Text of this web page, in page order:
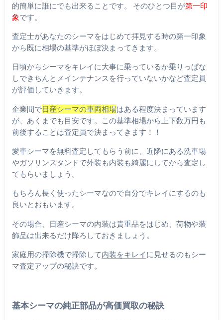
的簡単に誰にでも出来ることです。 そのひとつ目が第一印
象です。
査定士があなたのシーマをはじめて拝見する時の第一印象
から既に相場の基準がほぼ決まってきます。
日頃からシーマをキレイに大事に乗っているか乗りっぱな
しできちんとメインテナンスを行っていないかなど査定員
が評価していきます。
企業間で日産シーマの車両相場はある程度決まっています
が、あくまでも目安です。この基準相場から上下数万円も
前後することは査定員で決まってきます！！
愛車シーマを無料査定してもらう前に、近隣にある洗車場
やガソリンスタンドで外装も内装も綺麗にしてから査定し
てもらいましょう。
もちろん長く使ったシーマなので自分でキレイにするのも
良いとおもいます。
その場合、日産シーマの内装は貴重品をはじめ、荷物や装
飾品は出来るだけ降ろしておきましょう。
家庭用の掃除機で掃除して内装をキレイに見せるのもシー
マ査定アップの秘訣です。
基本シーマの純正部品が高価買取の秘訣